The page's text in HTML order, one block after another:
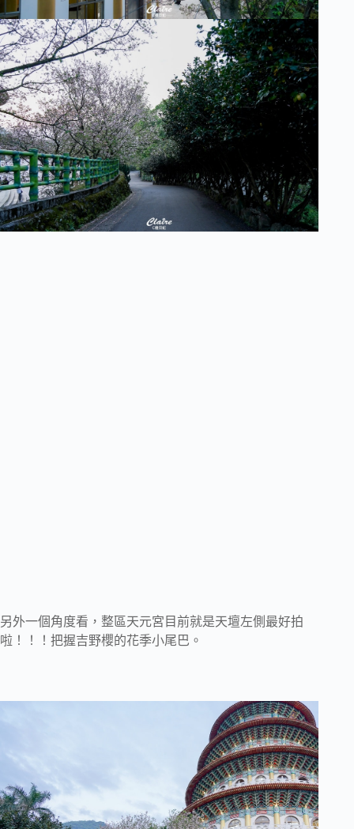
另外一個角度看，整區天元宮目前就是天壇左側最好拍
啦！！！把握吉野櫻的花季小尾巴。